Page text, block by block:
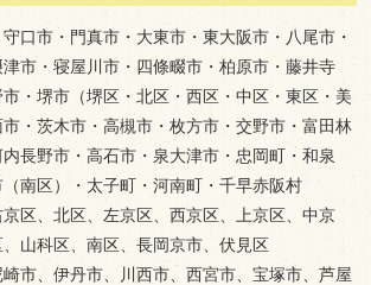
守口市・門真市・大東市・東大阪市・八尾市・
市・寝屋川市・四條畷市・柏原市・藤井寺
・堺市（堺区・北区・西区・中区・東区・美
・茨木市・高槻市・枚方市・交野市・富田林
長野市・高石市・泉大津市・忠岡町・和泉
南区）・太子町・河南町・千早赤阪村
京区、北区、左京区、西京区、上京区、中京
山科区、南区、長岡京市、伏見区
崎市、伊丹市、川西市、西宮市、宝塚市、芦屋